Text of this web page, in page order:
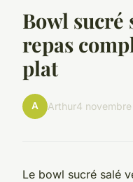
Bowl sucré
repas
plat
A Arthur4
Le bowl sucré salé